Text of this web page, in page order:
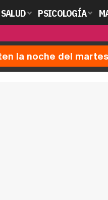
SALUD PSICOLOGÍA
la noche del martes